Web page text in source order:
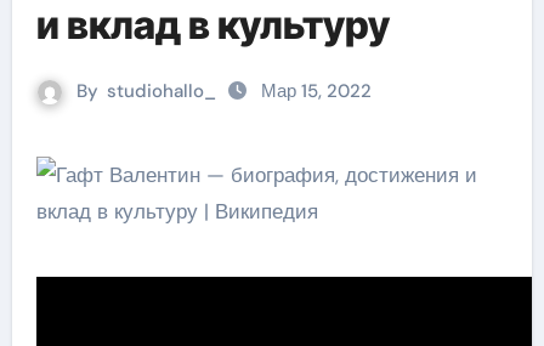
и вклад в культуру
By studiohallo_ Мар 15, 2022